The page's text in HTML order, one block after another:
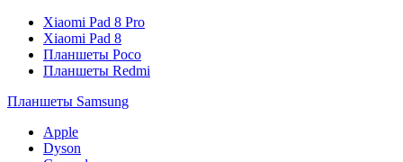
Xiaomi Pad 8 Pro
Xiaomi Pad 8
Планшеты Poco
Планшеты Redmi
Планшеты Samsung
Apple
Dyson